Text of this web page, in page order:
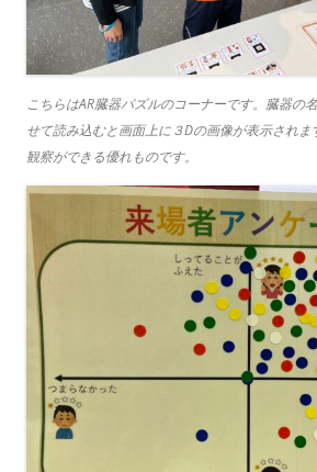
こちらはAR臓器パズルのコーナーです。臓器の
せて読み込むと画面上に３Dの画像が表示され
観察ができる優れものです。